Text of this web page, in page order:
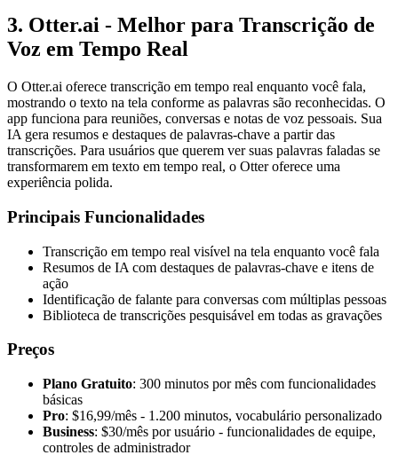
3. Otter.ai - Melhor para Transcrição de
Voz em Tempo Real
O Otter.ai oferece transcrição em tempo real enquanto você fala,
mostrando o texto na tela conforme as palavras são reconhecidas. O
app funciona para reuniões, conversas e notas de voz pessoais. Sua
IA gera resumos e destaques de palavras-chave a partir das
transcrições. Para usuários que querem ver suas palavras faladas se
transformarem em texto em tempo real, o Otter oferece uma
experiência polida.
Principais Funcionalidades
Transcrição em tempo real visível na tela enquanto você fala
Resumos de IA com destaques de palavras-chave e itens de
ação
Identificação de falante para conversas com múltiplas pessoas
Biblioteca de transcrições pesquisável em todas as gravações
Preços
Plano Gratuito: 300 minutos por mês com funcionalidades
básicas
Pro: $16,99/mês - 1.200 minutos, vocabulário personalizado
Business: $30/mês por usuário - funcionalidades de equipe,
controles de administrador